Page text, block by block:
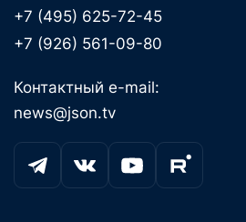
+7 (495) 625-72-45
+7 (926) 561-09-80
Контактный e-mail:
news@json.tv